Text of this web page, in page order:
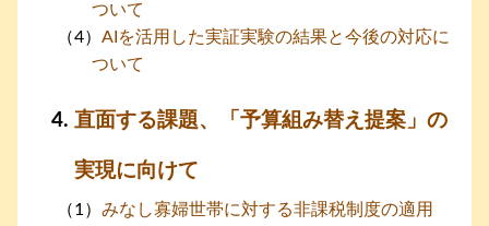
ついて
AIを活用した実証実験の結果と今後の対応に
ついて
直面する課題、「予算組み替え提案」の
実現に向けて
みなし寡婦世帯に対する非課税制度の適用